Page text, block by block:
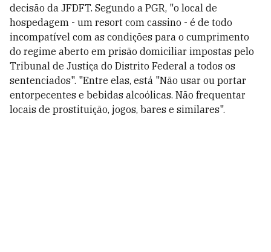
decisão da JFDFT. Segundo a PGR, "o local de
hospedagem - um resort com cassino - é de todo
incompatível com as condições para o cumprimento
do regime aberto em prisão domiciliar impostas pelo
Tribunal de Justiça do Distrito Federal a todos os
sentenciados". "Entre elas, está "Não usar ou portar
entorpecentes e bebidas alcoólicas. Não frequentar
locais de prostituição, jogos, bares e similares".